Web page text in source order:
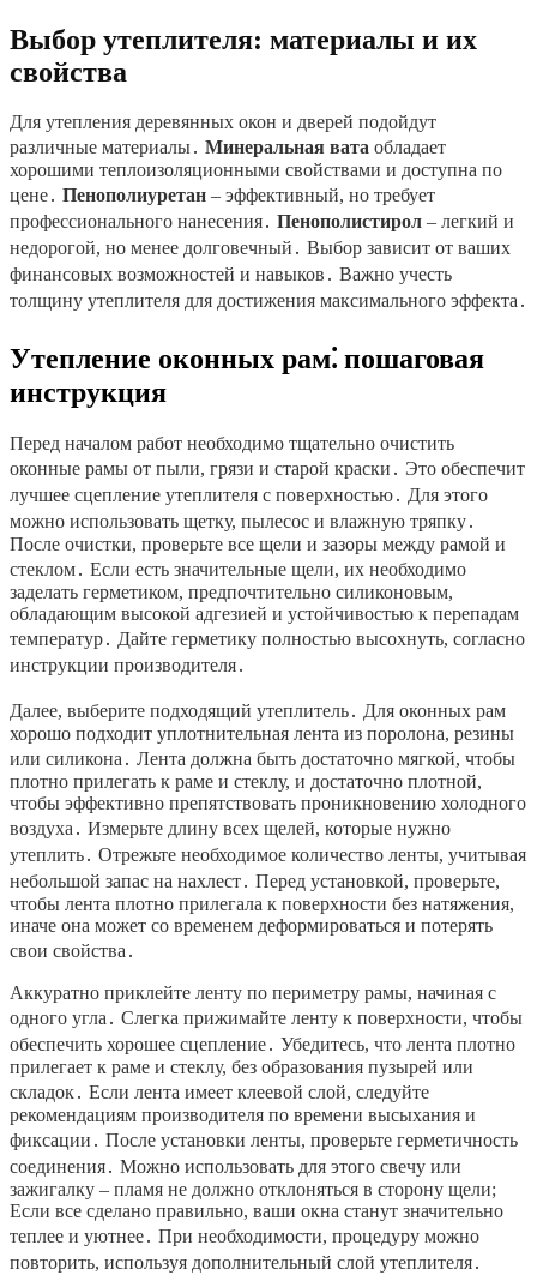
Выбор утеплителя: материалы и их
свойства
Для утепления деревянных окон и дверей подойдут
различные материалы․ Минеральная вата обладает
хорошими теплоизоляционными свойствами и доступна по
цене․ Пенополиуретан – эффективный, но требует
профессионального нанесения․ Пенополистирол – легкий и
недорогой, но менее долговечный․ Выбор зависит от ваших
финансовых возможностей и навыков․ Важно учесть
толщину утеплителя для достижения максимального эффекта․
Утепление оконных рам⁚ пошаговая
инструкция
Перед началом работ необходимо тщательно очистить
оконные рамы от пыли, грязи и старой краски․ Это обеспечит
лучшее сцепление утеплителя с поверхностью․ Для этого
можно использовать щетку, пылесос и влажную тряпку․
После очистки, проверьте все щели и зазоры между рамой и
стеклом․ Если есть значительные щели, их необходимо
заделать герметиком, предпочтительно силиконовым,
обладающим высокой адгезией и устойчивостью к перепадам
температур․ Дайте герметику полностью высохнуть, согласно
инструкции производителя․
Далее, выберите подходящий утеплитель․ Для оконных рам
хорошо подходит уплотнительная лента из поролона, резины
или силикона․ Лента должна быть достаточно мягкой, чтобы
плотно прилегать к раме и стеклу, и достаточно плотной,
чтобы эффективно препятствовать проникновению холодного
воздуха․ Измерьте длину всех щелей, которые нужно
утеплить․ Отрежьте необходимое количество ленты, учитывая
небольшой запас на нахлест․ Перед установкой, проверьте,
чтобы лента плотно прилегала к поверхности без натяжения,
иначе она может со временем деформироваться и потерять
свои свойства․
Аккуратно приклейте ленту по периметру рамы, начиная с
одного угла․ Слегка прижимайте ленту к поверхности, чтобы
обеспечить хорошее сцепление․ Убедитесь, что лента плотно
прилегает к раме и стеклу, без образования пузырей или
складок․ Если лента имеет клеевой слой, следуйте
рекомендациям производителя по времени высыхания и
фиксации․ После установки ленты, проверьте герметичность
соединения․ Можно использовать для этого свечу или
зажигалку – пламя не должно отклоняться в сторону щели;
Если все сделано правильно, ваши окна станут значительно
теплее и уютнее․ При необходимости, процедуру можно
повторить, используя дополнительный слой утеплителя․